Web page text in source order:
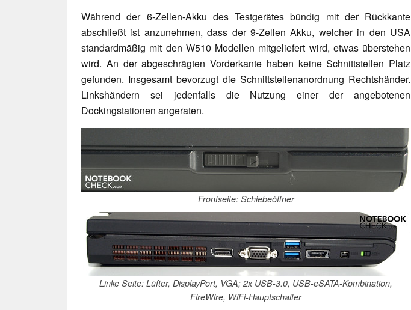
Während der 6-Zellen-Akku des Testgerätes bündig mit der Rückkante
abschließt ist anzunehmen, dass der 9-Zellen Akku, welcher in den USA
standardmäßig mit den W510 Modellen mitgeliefert wird, etwas überstehen
wird. An der abgeschrägten Vorderkante haben keine Schnittstellen Platz
gefunden. Insgesamt bevorzugt die Schnittstellenanordnung Rechtshänder.
Linkshändern sei jedenfalls die Nutzung einer der angebotenen
Dockingstationen angeraten.
Frontseite: Schiebeöffner
Linke Seite: Lüfter, DisplayPort, VGA; 2x USB-3.0, USB-eSATA-Kombination,
FireWire, WiFi-Hauptschalter